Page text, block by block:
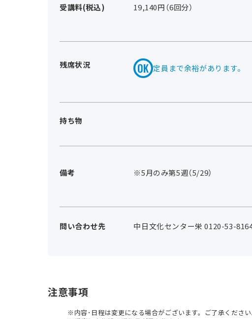
受講料(税込) 19,140円（6回分）
残席状況 定員まで余裕があります。
持ち物
備考 ※5月のみ第5週（5/29）
問い合わせ先 中日文化センター栄 0120-53-
注意事項
内容･日程は変更になる場合がございます。ご了承ください